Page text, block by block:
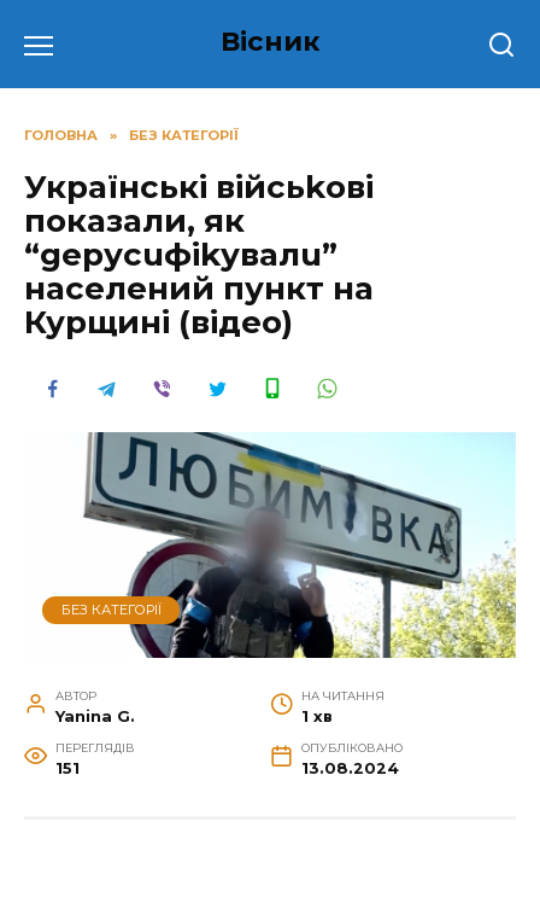
до
Вісник
ГОЛОВНА » БЕЗ КАТЕГОРІЇ
Українські війсьkові
показали, як
“gеруcuфіkувалu”
населений пункт на
Курщині (відео)
БЕЗ КАТЕГОРІЇ
АВТОР
Yanina G.
НА ЧИТАННЯ
1 хв
ПЕРЕГЛЯДІВ
151
ОПУБЛІКОВАНО
13.08.2024